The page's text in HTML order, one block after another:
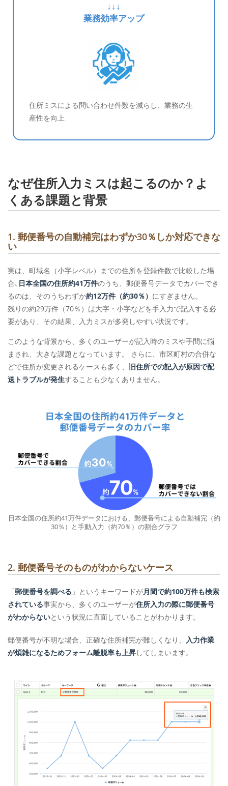
↓↓↓
業務効率アップ
住所ミスによる問い合わせ件数を減らし、業務の生
産性を向上
なぜ住所入力ミスは起こるのか？よ
くある課題と背景
1. 郵便番号の自動補完はわずか30％しか対応できな
い
実は、町域名（小字レベル）までの住所を登録件数で比較した場
合､ 日本全国の住所約41万件のうち、郵便番号データでカバーでき
るのは、そのうちわずか約12万件（約30％） にすぎません。
残りの約29万件（70％）は大字・小字などを手入力で記入する必
要があり、その結果、入力ミスが多発しやすい状況です。
このような背景から、多くのユーザーが記入時のミスや手間に悩
まされ、大きな課題となっています。 さらに、市区町村の合併な
どで住所が変更されるケースも多く、 旧住所での記入が原因で配
送トラブルが発生することも少なくありません。
日本全国の住所約41万件データにおける、郵便番号による自動補完（約
30％）と手動入力（約70％）の割合グラフ
2. 郵便番号そのものがわからないケース
「郵便番号を調べる 」というキーワードが月間で約100万件も検索
されている事実から、多くのユーザーが住所入力の際に郵便番号
がわからないという状況に直面していることがわかります。
郵便番号が不明な場合、正確な住所補完が難しくなり、
入力作業
が煩雑になるためフォーム離脱率も上昇してしまいます。